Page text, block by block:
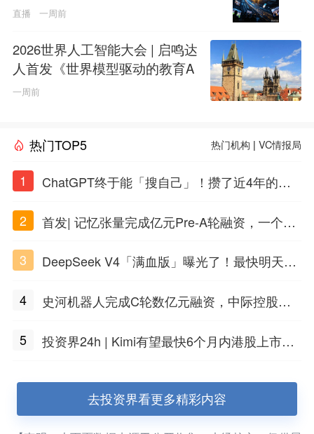
直播 一周前
2026世界人工智能大会 | 启鸣达
人首发《世界模型驱动的教育A
GI白皮书》
一周前
热门TOP5 热门机构 |VC情报局
1
ChatGPT终于能「搜自己」！攒了近4年的对
2
首发| 记忆张量完成亿元Pre-A轮融资，一个上
3
DeepSeek V4「满血版」曝光了！最快明天发
4
史河机器人完成C轮数亿元融资，中际控股领
5
投资界24h | Kimi有望最快6个月内港股上市；
去投资界看更多精彩内容